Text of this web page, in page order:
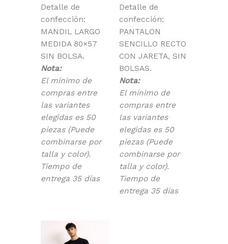
Detalle de
confección:
MANDIL LARGO
MEDIDA 80×57
SIN BOLSA.
Nota:
El mínimo de
compras entre
las variantes
elegidas es 50
piezas (Puede
combinarse por
talla y color).
Tiempo de
entrega 35 días
Detalle de
confección:
PANTALON
SENCILLO RECTO
CON JARETA, SIN
BOLSAS.
Nota:
El mínimo de
compras entre
las variantes
elegidas es 50
piezas (Puede
combinarse por
talla y color).
Tiempo de
entrega 35 días